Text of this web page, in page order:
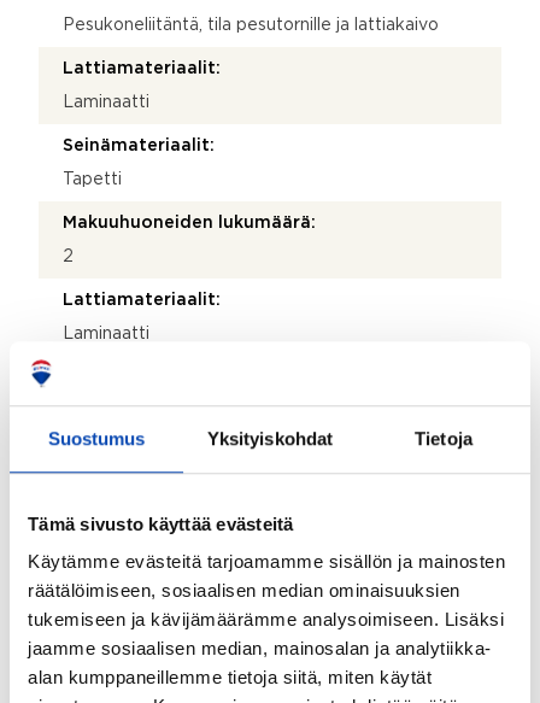
Suostumus Yksityiskohdat Tietoja
Tämä sivusto käyttää evästeitä
Käytämme evästeitä tarjoamamme sisällön ja mainosten
räätälöimiseen, sosiaalisen median ominaisuuksien
tukemiseen ja kävijämäärämme analysoimiseen. Lisäksi
jaamme sosiaalisen median, mainosalan ja analytiikka-
alan kumppaneillemme tietoja siitä, miten käytät
Pesukoneliitäntä, tila pesutornille ja lattiakaivo
Lattiamateriaalit:
Laminaatti
Seinämateriaalit:
Tapetti
Makuuhuoneiden lukumäärä:
2
Lattiamateriaalit:
Laminaatti
Maali
Terassi:
Kyllä
Lasitettu, lasitus osakkaan vastuulla.
Seinämateriaalien kuvaus ja lisätiedot: